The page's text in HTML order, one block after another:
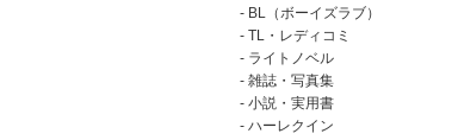
BL（ボーイズラブ）
TL・レディコミ
ライトノベル
雑誌・写真集
小説・実用書
ハーレクイン